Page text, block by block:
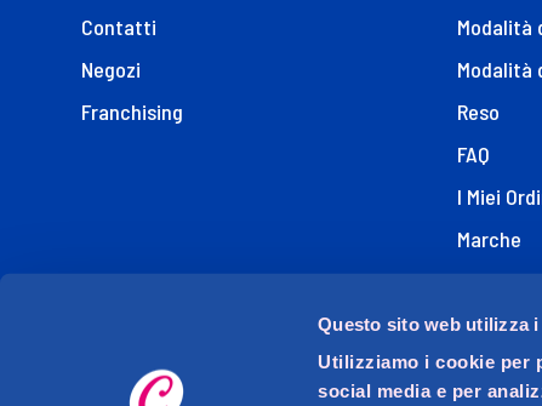
Questo sito web utilizza
Utilizziamo i cookie per
social media e per
Contatti
Negozi
Franchising
Modalità
Modalità
Reso
FAQ
I Miei
Marche